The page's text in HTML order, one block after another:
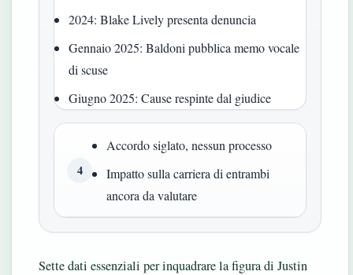
2024: Blake Lively presenta denuncia
Gennaio 2025: Baldoni pubblica memo vocale
di scuse
Giugno 2025: Cause respinte dal giudice
4
Accordo siglato, nessun processo
Impatto sulla carriera di entrambi
ancora da valutare
Sette dati essenziali per inquadrare la figura di Justin